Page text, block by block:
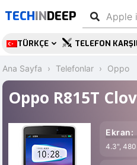
TECHINDEEP
TÜRKÇE TELEFON
Ana Sayfa Telefonlar Oppo
Oppo R815T
Ekran:
4.3",